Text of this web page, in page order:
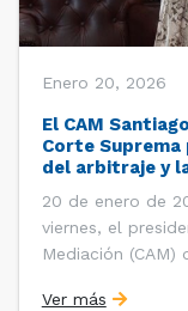
Enero 20, 2026
El CAM
Corte
del arbitraje y
20 de enero de
viernes, el
Mediación (CAM)
del CAM
Ver más